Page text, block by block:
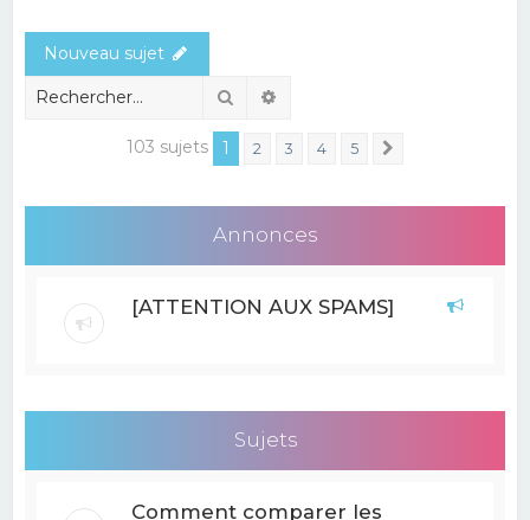
Nouveau sujet
Rechercher
103 sujets 1 2 3 4 5
Annonces
[ATTENTION AUX SPAMS]
Sujets
Comment comparer les